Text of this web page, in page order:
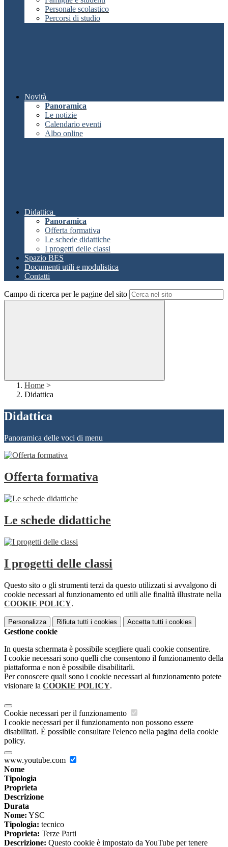
Personale scolastico
Percorsi di studio
Novità
Panoramica
Le notizie
Calendario eventi
Albo online
Didattica
Panoramica
Offerta formativa
Le schede didattiche
I progetti delle classi
Spazio BES
Documenti utili e modulistica
Contatti
Campo di ricerca per le pagine del sito
Home >
Didattica
Didattica
Panoramica delle voci di menu
Offerta formativa
Le schede didattiche
I progetti delle classi
Questo sito o gli strumenti terzi da questo utilizzati si avvalgono di
cookie necessari al funzionamento ed utili alle finalità illustrate nella
COOKIE POLICY.
Personalizza Rifiuta tutti i cookies Accetta tutti i cookies
Gestione cookie
In questa schermata è possibile scegliere quali cookie consentire.
I cookie necessari sono quelli che consentono il funzionamento della
piattaforma e non è possibile disabilitarli.
Per conoscere quali sono i cookie necessari al funzionamento potete
visionare la COOKIE POLICY.
Cookie necessari per il funzionamento
I cookie necessari per il funzionamento non possono essere
disabilitati. È possibile consultare l'elenco nella pagina della cookie
policy.
www.youtube.com
Nome
Tipologia
Proprieta
Descrizione
Durata
Nome: YSC
Tipologia: tecnico
Proprieta: Terze Parti
Descrizione: Questo cookie è impostato da YouTube per tenere